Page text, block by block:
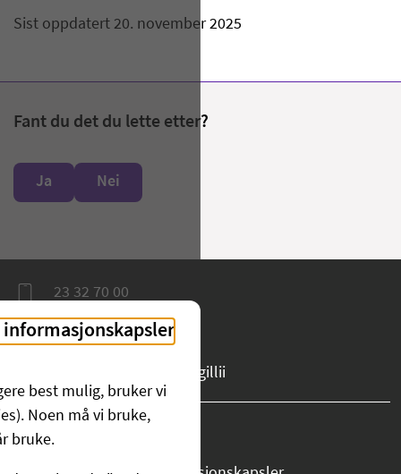
Sist oppdatert 20. november 2025
Fant du det du lette etter?
Ja Nei